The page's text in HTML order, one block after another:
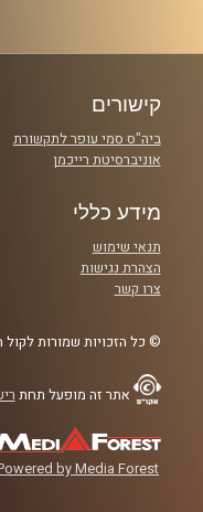
קישורים
ביה"ס סמי עופר לתקשורת
אוניברסיטת רייכמן
מידע כללי
תנאי שימוש
הצהרת נגישות
צרו קשר
© כל הזכויות שמורות לקול
אתר זה מופעל תחת
by Media Forest